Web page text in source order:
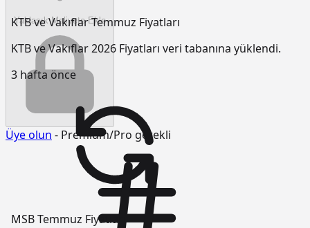
KTB ve Vakıflar Temmuz Fiyatları
KTB ve Vakıflar 2026 Fiyatları veri tabanına yüklendi.
3 hafta önce
MSB Temmuz Fiyatları
Yaklaşık Maliyete Ekle
Üye olun - Premium/Pro gerekli